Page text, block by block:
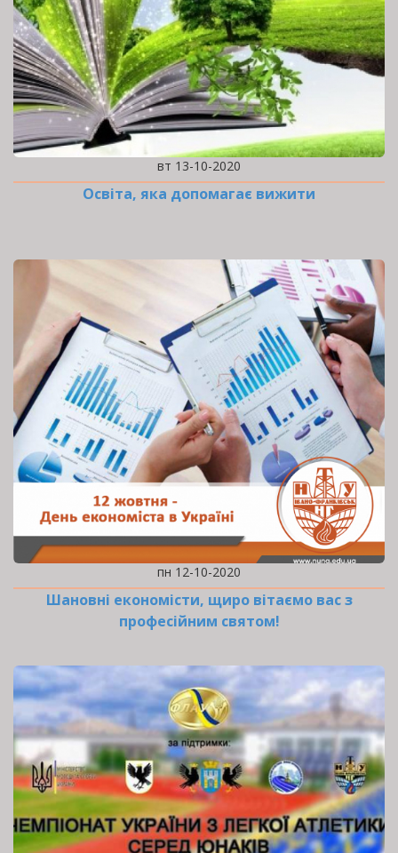
вт 13-10-2020
Освіта, яка допомагає вижити
пн 12-10-2020
Шановні економісти, щиро вітаємо вас з
професійним святом!